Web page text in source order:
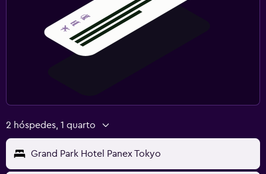
2 hóspedes, 1 quarto
Grand Park Hotel Panex Tokyo